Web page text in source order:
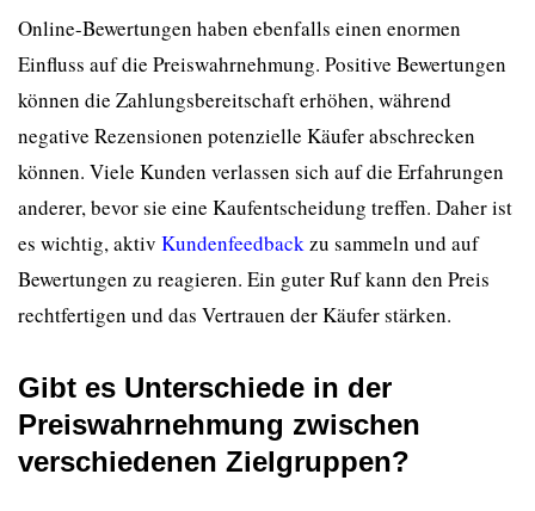
Online-Bewertungen haben ebenfalls einen enormen
Einfluss auf die Preiswahrnehmung. Positive Bewertungen
können die Zahlungsbereitschaft erhöhen, während
negative Rezensionen potenzielle Käufer abschrecken
können. Viele Kunden verlassen sich auf die Erfahrungen
anderer, bevor sie eine Kaufentscheidung treffen. Daher ist
es wichtig, aktiv Kundenfeedbackzu sammeln und auf
Bewertungen zu reagieren. Ein guter Ruf kann den Preis
rechtfertigen und das Vertrauen der Käufer stärken.
Gibt es Unterschiede in der
Preiswahrnehmung zwischen
verschiedenen Zielgruppen?